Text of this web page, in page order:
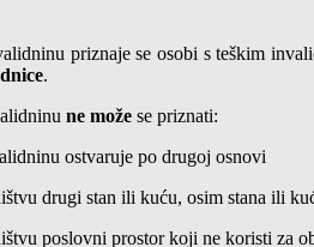
priznaje se osobi s teškim
.
ne može se priznati:
ostvaruje po drugoj osnovi
drugi stan ili kuću, osim stana ili
poslovni prostor koji ne koristi za